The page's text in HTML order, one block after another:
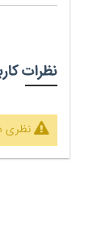
نظرات
نظری